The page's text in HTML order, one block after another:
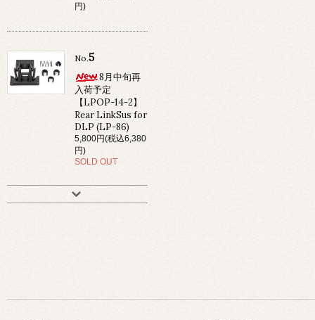
円)
No.5
8月中旬再
入荷予定
【LPOP-14-2】
Rear LinkSus for
DLP (LP-86)
5,800円(税込6,380
円)
SOLD OUT